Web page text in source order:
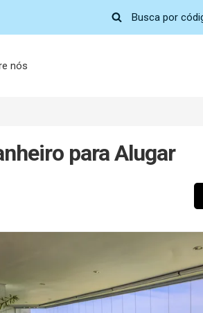
nós
para Alugar